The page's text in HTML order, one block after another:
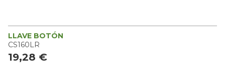
LLAVE BOTÓN
CS160LR
19,28 €